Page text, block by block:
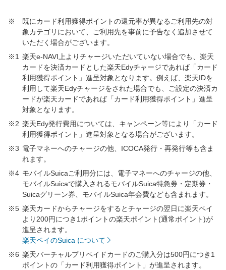
※
既にカード利用獲得ポイントの還元率が異なるご利用先の対
象カテゴリにおいて、ご利用先を事前に予告なく追加させて
いただく場合がございます。
※1 楽天e-NAVI上よりチャージいただいていない場合でも、楽天
カードを決済カードとした楽天Edyチャージであれば「カード
利用獲得ポイント」進呈対象となります。例えば、楽天IDを
利用して楽天Edyチャージをされた場合でも、ご設定の決済カ
ードが楽天カードであれば「カード利用獲得ポイント」進呈
対象となります。
※2 楽天Edy発行費用については、キャンペーン等により「カード
利用獲得ポイント」進呈対象となる場合がございます。
※3 電子マネーへのチャージの他、ICOCA発行・再発行等も含ま
れます。
※4 モバイルSuicaご利用分には、電子マネーへのチャージの他、
モバイルSuicaで購入されるモバイルSuica特急券・定期券・
Suicaグリーン券、モバイルSuica年会費なども含まれます。
※5 楽天カードからチャージをするとチャージの翌日に楽天ペイ
より200円につき1ポイントの楽天ポイント(通常ポイント)が
進呈されます。
楽天ペイのSuica について
※6 楽天バーチャルプリペイドカードのご購入分は500円につき1
ポイントの「カード利用獲得ポイント」が進呈されます。